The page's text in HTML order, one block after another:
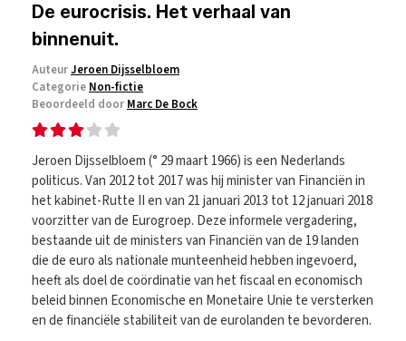
De eurocrisis. Het verhaal van
binnenuit.
AuteurJeroen Dijsselbloem
Categorie Non-fictie
Beoordeeld door Marc De Bock
Jeroen Dijsselbloem (° 29 maart 1966) is een Nederlands
politicus. Van 2012 tot 2017 was hij minister van Financiën in
het kabinet-Rutte II en van 21 januari 2013 tot 12 januari 2018
voorzitter van de Eurogroep. Deze informele vergadering,
bestaande uit de ministers van Financiën van de 19 landen
die de euro als nationale munteenheid hebben ingevoerd,
heeft als doel de coördinatie van het fiscaal en economisch
beleid binnen Economische en Monetaire Unie te versterken
en de financiële stabiliteit van de eurolanden te bevorderen.